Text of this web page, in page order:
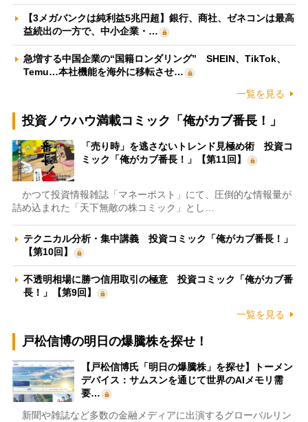
【3メガバンクは純利益5兆円超】銀行、商社、ゼネコンは最高
益続出の一方で、中小企業・…
急増する中国企業の“国籍ロンダリング” SHEIN、TikTok、
Temu…本社機能を海外に移転させ…
一覧を見る
投資ノウハウ満載コミック「俺がカブ番長！」
「売り時」を逃さないトレンド見極め術 投資コ
ミック「俺がカブ番長！」【第11回】
かつて投資情報雑誌「マネーポスト」にて、圧倒的な情報量が
詰め込まれた「天下無敵の株コミック」とし…
テクニカル分析・集中講義 投資コミック「俺がカブ番長！」
【第10回】
不透明相場に勝つ信用取引の極意 投資コミック「俺がカブ番
長！」【第9回】
一覧を見る
戸松信博の明日の爆騰株を探せ！
【戸松信博氏「明日の爆騰株」を探せ】トーメン
デバイス：サムスンを通じて世界のAIメモリ需
要…
新聞や雑誌など多数の金融メディアに出演するグローバルリン